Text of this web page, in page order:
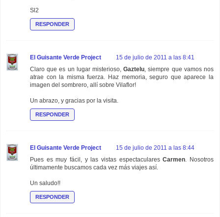
Sl2
RESPONDER
El Guisante Verde Project
15 de julio de 2011 a las 8:41
Claro que es un lugar misterioso,Gaztelu, siempre que vamos nos
atrae con la misma fuerza. Haz memoria, seguro que aparece la
imagen del sombrero, allí sobre Vilaflor!
Un abrazo, y gracias por la visita.
RESPONDER
El Guisante Verde Project
15 de julio de 2011 a las 8:44
Pues es muy fácil, y las vistas espectacularesCarmen. Nosotros
últimamente buscamos cada vez más viajes así.
Un saludo!!
RESPONDER